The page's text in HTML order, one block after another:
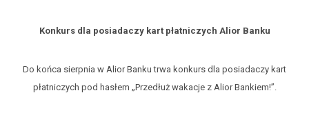
Konkurs dla posiadaczy kart płatniczych Alior Banku
Do końca sierpnia w Alior Banku trwa konkurs dla posiadaczy kart
płatniczych pod hasłem „Przedłuż wakacje z Alior Bankiem!”.